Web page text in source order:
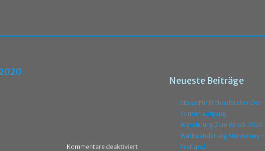
Kommentare deaktiviert
Neueste Beiträge
Etwas Für Frühaufsteher Der
Sonnenaufgang
Wanderung Zum Wrack 2020
Wattwanderung Norderney –
Festland